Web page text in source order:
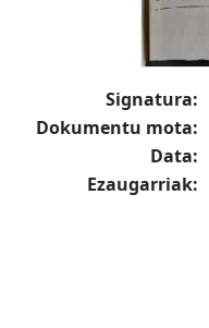
Signatura:
Dokumentu mota:
Data:
Ezaugarriak: